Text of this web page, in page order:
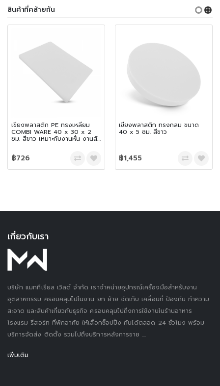
สินค้าที่คล้ายกัน
เขียงพลาสติก PE ทรงเหลี่ยม
COMBI WARE 40 x 30 x 2
ซม. สีขาว เหมาะกับงานหั่น งานสับ
฿726
เขียงพลาสติก ทรงกลม ขนาด
40 x 5 ซม. สีขาว
฿1,455
เกี่ยวกับเรา
บริษัท แมททีเรียล เวิลด์ จำกัด เราจำหน่ายอุปกรณ์เครื่องมือสำหรับงาน
อุตสาหกรรม ครอบคลุมไปในงาน ยก ย้าย จัดเก็บ เคลื่อนที่ ป้องกัน ทำความ
สะอาด และสินค้าเกี่ยวกับธุรกิจ ครอบคลุมไปถึงการใช้งานในร้านอาหาร
โรงแรม รีสอร์ท ที่พักอาศัย ให้เลือกช็อปปิ้ง กันได้ตลอด 24 ชั่วโมง พร้อม
บริการจัดส่ง ติดตั้ง รวมไปถึงบริการหลังการขาย ....
เพิ่มเติม